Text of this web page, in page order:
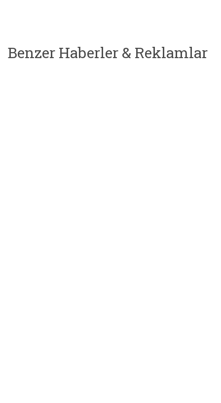
Benzer Haberler & Reklamlar